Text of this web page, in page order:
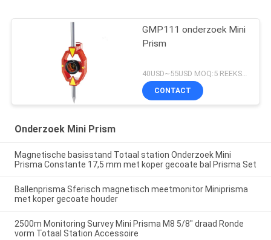
GMP111 onderzoek Mini
Prism
40USD~55USD MOQ:5 REEKSEN
CONTACT
Onderzoek Mini Prism
Magnetische basisstand Totaal station Onderzoek Mini
Prisma Constante 17,5 mm met koper gecoate bal Prisma Set
Ballenprisma Sferisch magnetisch meetmonitor Miniprisma
met koper gecoate houder
2500m Monitoring Survey Mini Prisma M8 5/8" draad Ronde
vorm Totaal Station Accessoire